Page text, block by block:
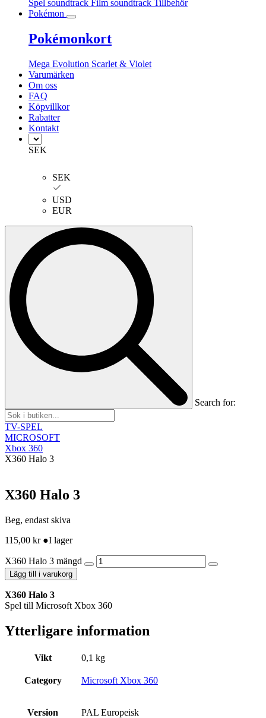
Spel soundtrack Film soundtrack Tillbehör
Pokémon
Pokémonkort
Mega Evolution Scarlet & Violet
Varumärken
Om oss
FAQ
Köpvillkor
Rabatter
Kontakt
SEK
SEK
USD
EUR
Search for:
TV-SPEL
MICROSOFT
Xbox 360
X360 Halo 3
X360 Halo 3
Beg, endast skiva
115,00 kr ●I lager
X360 Halo 3 mängd
Lägg till i varukorg
X360 Halo 3
Spel till Microsoft Xbox 360
Ytterligare information
Vikt 0,1 kg
Category Microsoft Xbox 360
Version PAL Europeisk